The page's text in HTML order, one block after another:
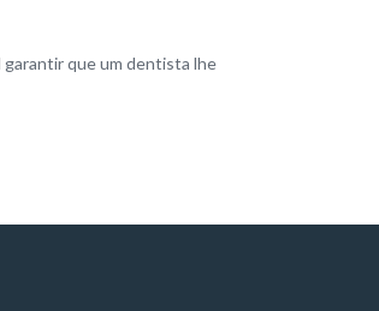
garantir que um dentista lhe